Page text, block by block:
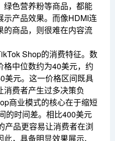
绿色营养粉等商品，都能
产品效果。而像HDMI连
的商品，则很难在内容流
Shop的消费特征。数
中位数约为40美元，约
美元。这一价格区间既具
费者产生过多决策负
商业模式的核心在于缩短
的时间差。相比400美元
产品更容易让消费者在浏
，具备明显效果展示、